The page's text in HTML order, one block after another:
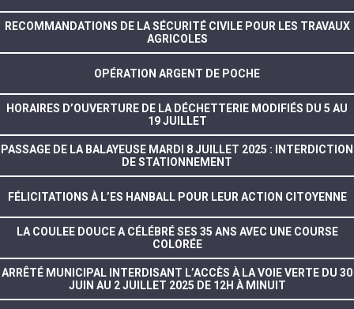
RECOMMANDATIONS DE LA SÉCURITÉ CIVILE POUR LES TRAVAUX
AGRICOLES
OPÉRATION ARGENT DE POCHE
HORAIRES D’OUVERTURE DE LA DÉCHETTERIE MODIFIÉS DU 5 AU
19 JUILLET
PASSAGE DE LA BALAYEUSE MARDI 8 JUILLET 2025 : INTERDICTION
DE STATIONNEMENT
FÉLICITATIONS À L’ES HANBALL POUR LEUR ACTION CITOYENNE
LA COULEE DOUCE A CÉLÉBRÉ SES 35 ANS AVEC UNE COURSE
COLORÉE
ARRÊTÉ MUNICIPAL INTERDISANT L’ACCÈS À LA VOIE VERTE DU 30
JUIN AU 2 JUILLET 2025 DE 12H À MINUIT